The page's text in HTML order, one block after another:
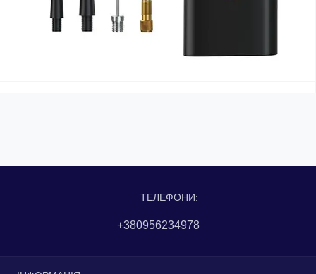
ТЕЛЕФОНИ:
+380956234978